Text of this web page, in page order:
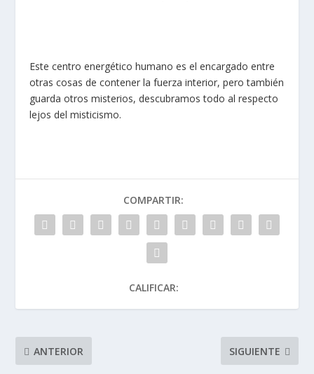
Este centro energético humano es el encargado entre
otras cosas de contener la fuerza interior, pero también
guarda otros misterios, descubramos todo al respecto
lejos del misticismo.
COMPARTIR:
CALIFICAR:
ANTERIOR SIGUIENTE